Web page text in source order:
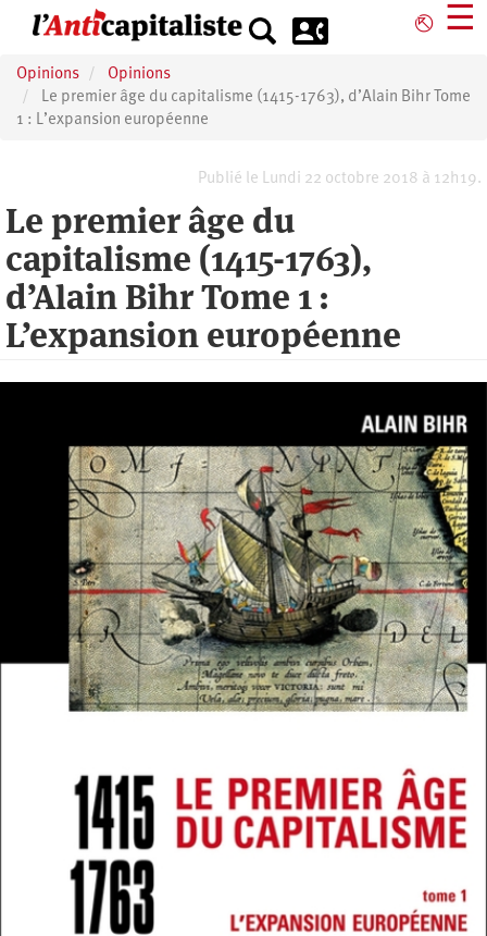
principal
⎋ ☰
Opinions
Opinions
Le premier âge du capitalisme (1415-1763), d’Alain Bihr Tome
1 : L’expansion européenne
Publié le Lundi 22 octobre 2018 à 12h19.
Le premier âge du
capitalisme (1415-1763),
d’Alain Bihr Tome 1 :
L’expansion européenne